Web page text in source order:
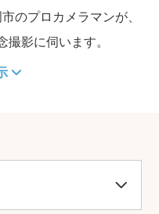
のプロカメラマンが、
影に伺います。